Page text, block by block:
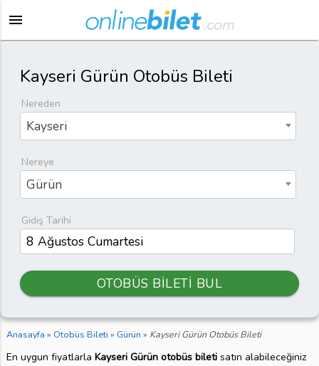
menu
Kayseri Gürün Otobüs Bileti
Nereden
Kayseri
Nereye
Gürün
Gidiş Tarihi
OTOBÜS BİLETİ BUL
Anasayfa » Otobüs Bileti » Gürün » Kayseri Gürün Otobüs Bileti
En uygun fiyatlarla Kayseri Gürün otobüs biletisatın alabileceğiniz